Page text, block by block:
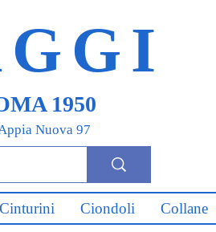
1950
Nuova 97
Cinturini Ciondoli Collane